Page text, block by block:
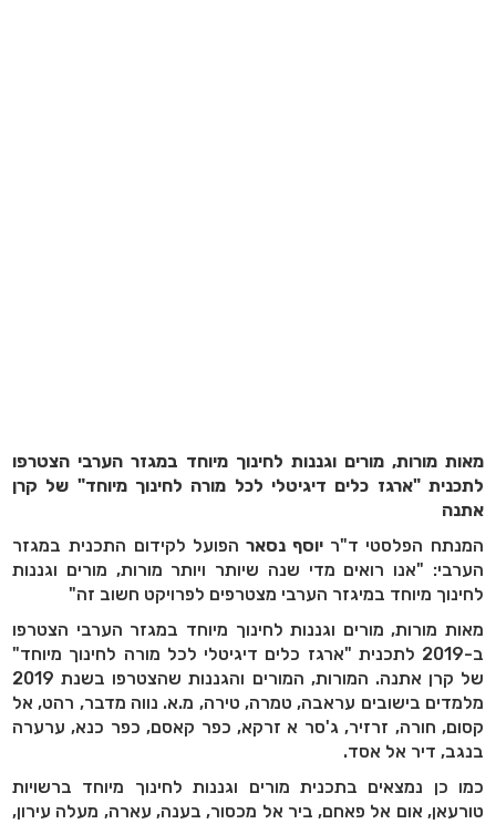
מאות מורות, מורים וגננות לחינוך מיוחד במגזר הערבי הצטרפו
לתכנית "ארגז כלים דיגיטלי לכל מורה לחינוך מיוחד" של קרן
אתנה
המנתח הפלסטי ד"ריוסף נסארהפועל לקידום התכנית במגזר
הערבי: "אנו רואים מדי שנה שיותר ויותר מורות, מורים וגננות
לחינוך מיוחד במיגזר הערבי מצטרפים לפרויקט חשוב זה"
מאות מורות, מורים וגננות לחינוך מיוחד במגזר הערבי הצטרפו
ב-2019 לתכנית "ארגז כלים דיגיטלי לכל מורה לחינוך מיוחד"
של קרן אתנה. המורות, המורים והגננות שהצטרפו בשנת 2019
מלמדים בישובים עראבה, טמרה, טירה, מ.א. נווה מדבר, רהט, אל
קסום, חורה, זרזיר, ג'סר א זרקא, כפר קאסם, כפר כנא, ערערה
בנגב, דיר אל אסד.
כמו כן נמצאים בתכנית מורים וגננות לחינוך מיוחד ברשויות
טורעאן, אום אל פאחם, ביר אל מכסור, בענה, עארה, מעלה עירון,